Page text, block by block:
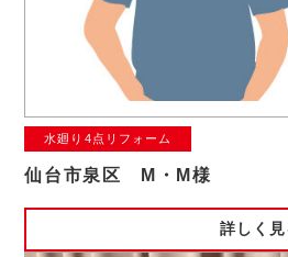
水廻り4点リフォーム
仙台市泉区 M・M様
詳しく見